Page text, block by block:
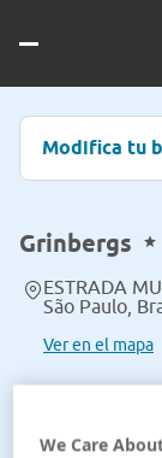
Modifica tu
Grinbergs
ESTRADA
São Paulo,
Ver en el mapa
We Care